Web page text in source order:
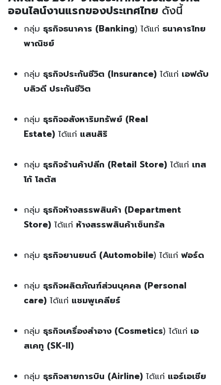
ออนไลน์งานแรกของประเทศไทย ดังนี้
กลุ่ม ธุรกิจธนาคาร (Banking) ได้แก่ ธนาคารไทย
พาณิชย์
กลุ่ม ธุรกิจประกันชีวิต (Insurance) ได้แก่ เอฟดับ
บลิวดี ประกันชีวิต
กลุ่ม ธุรกิจอสังหาริมทรัพย์ (Real
Estate) ได้แก่ แสนสิริ
กลุ่ม ธุรกิจร้านค้าปลีก (Retail Store) ได้แก่ เทส
โก้ โลตัส
กลุ่ม ธุรกิจห้างสรรพสินค้า (Department
Store) ได้แก่ ห้างสรรพสินค้าเซ็นทรัล
กลุ่ม ธุรกิจยานยนต์ (Automobile) ได้แก่ ฟอร์ด
กลุ่ม ธุรกิจผลิตภัณฑ์ส่วนบุคคล (Personal
care) ได้แก่ แชมพูเคลียร์
กลุ่ม ธุรกิจเครื่องสำอาง (Cosmetics) ได้แก่ เอ
สเคทู (SK-II)
กลุ่ม ธุรกิจสายการบิน (Airline) ได้แก่ แอร์เอเชีย